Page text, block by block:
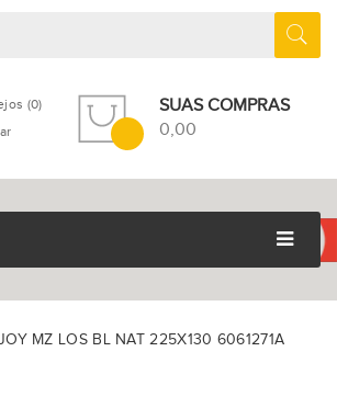
(0)
SUAS COMPRAS
0,00
MZ LOS BL NAT 225X130 6061271A